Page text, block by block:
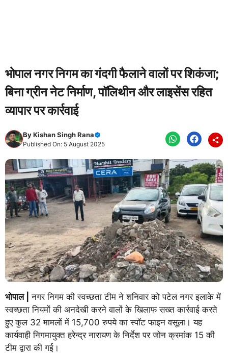
भोपाल नगर निगम का गंदगी फैलाने वालों पर शिकंजा;
बिना ग्रीन नेट निर्माण, पॉलिथीन और लाइसेंस रहित
व्यापार पर कार्रवाई
ByKishan Singh Rana
Published On: 5 August 2025
भोपाल |
नगर निगम की स्वच्छता टीम ने शनिवार को पटेल नगर इलाके में
स्वच्छता नियमों की अनदेखी करने वालों के खिलाफ सख्त कार्रवाई करते
हुए कुल 32 मामलों में 15,700 रुपये का स्पॉट फाइन वसूला। यह
कार्यवाही निगमायुक्त हरेन्द्र नारायण के निर्देश पर जोन क्रमांक 15 की
टीम द्वारा की गई।